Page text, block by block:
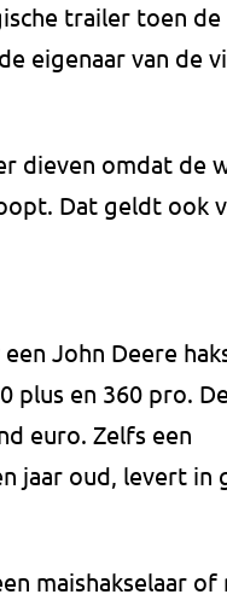
trailer toen
eigenaar van de
dieven omdat de
Dat geldt ook
John Deere
plus en 360 pro.
euro. Zelfs een
jaar oud, levert in
maishakselaar